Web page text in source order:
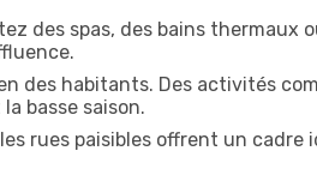
des spas, des bains thermaux
des habitants. Des activités
basse saison.
rues paisibles offrent un cadre